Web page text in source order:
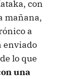
con
mañana,
a
enviado
lo que
una